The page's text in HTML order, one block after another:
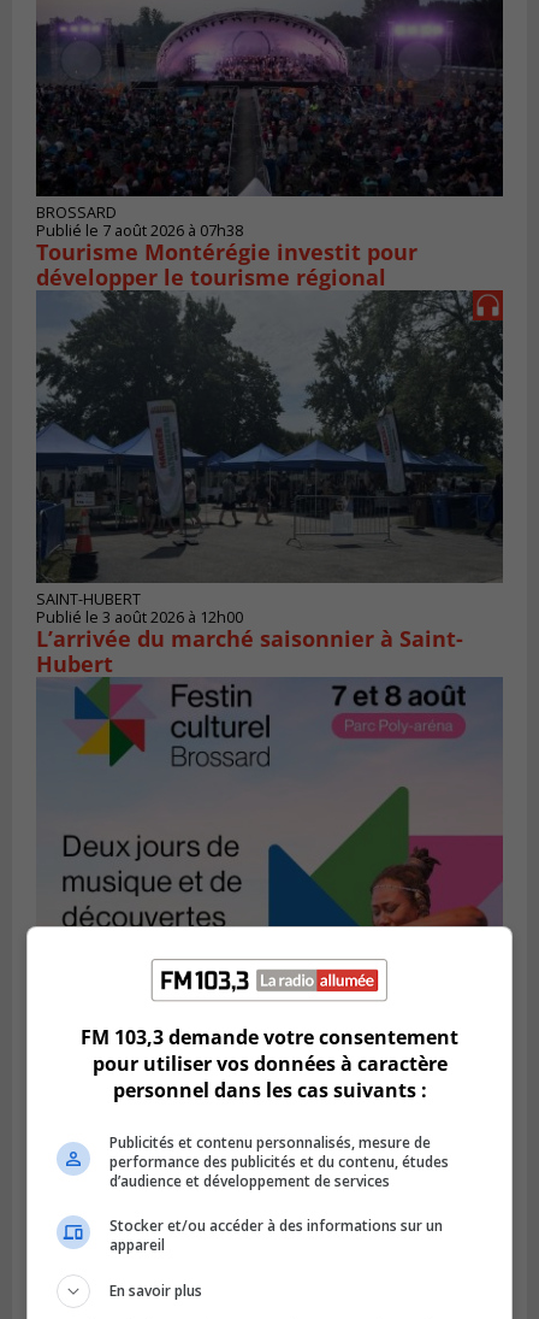
BROSSARD
Publié le 7 août 2026 à 07h38
Tourisme Montérégie investit pour
développer le tourisme régional
SAINT-HUBERT
Publié le 3 août 2026 à 12h00
L’arrivée du marché saisonnier à Saint-
Hubert
Publié le 2 août 2026 à 12h12
Le Festin culturel rassemblera les familles
à Brossard
FM 103,3 demande votre consentement
pour utiliser vos données à caractère
personnel dans les cas suivants :
Publicités et contenu personnalisés, mesure de
performance des publicités et du contenu, études
d’audience et développement de services
Stocker et/ou accéder à des informations sur un
appareil
En savoir plus